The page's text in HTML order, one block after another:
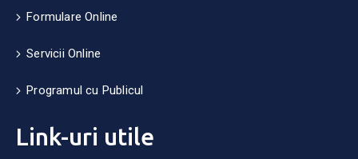
Formulare Online
Servicii Online
Programul cu Publicul
Link-uri utile